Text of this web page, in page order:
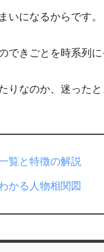
いになるからです。
きごとを時系列に
りなのか、迷った
覧と特徴の解説
かる人物相関図